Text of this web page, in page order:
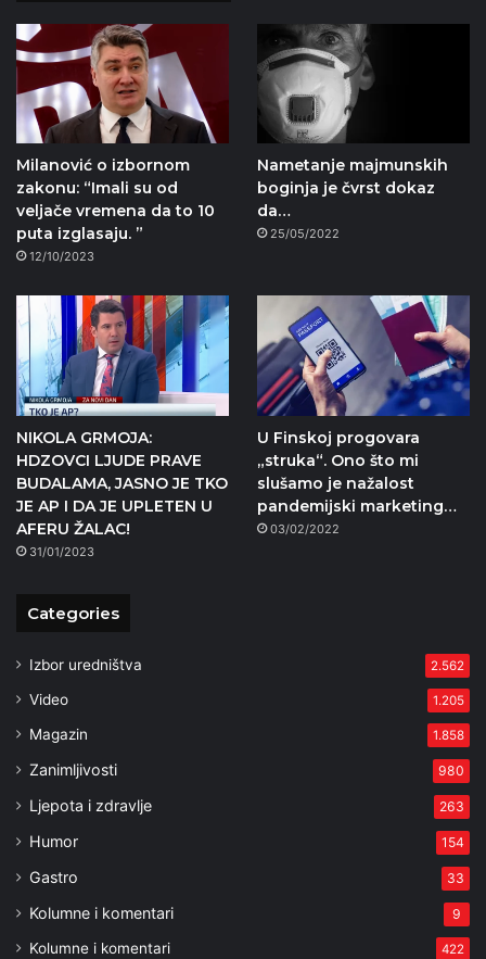
Milanović o izbornom
zakonu: “Imali su od
veljače vremena da to 10
puta izglasaju. ”
12/10/2023
Nametanje majmunskih
boginja je čvrst dokaz
da…
25/05/2022
NIKOLA GRMOJA:
HDZOVCI LJUDE PRAVE
BUDALAMA, JASNO JE TKO
JE AP I DA JE UPLETEN U
AFERU ŽALAC!
31/01/2023
U Finskoj progovara
„struka“. Ono što mi
slušamo je nažalost
pandemijski marketing…
03/02/2022
Categories
Izbor uredništva 2.562
Video 1.205
Magazin 1.858
Zanimljivosti 980
Ljepota i zdravlje 263
Humor 154
Gastro 33
Kolumne i komentari 9
Kolumne i komentari 422